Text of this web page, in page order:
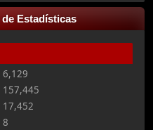
Estadísticas
6,129
157,445
17,452
8